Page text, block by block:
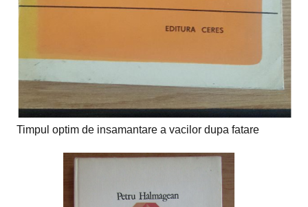
Timpul optim de insamantare a vacilor dupa fatare